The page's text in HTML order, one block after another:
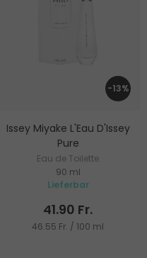
-13%
Issey Miyake L'Eau D'Issey
Pure
Eau de Toilette
90 ml
Lieferbar
41.90 Fr.
46.55 Fr. / 100 ml